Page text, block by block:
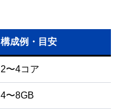
構成例・目安
2〜4コア
4〜8GB